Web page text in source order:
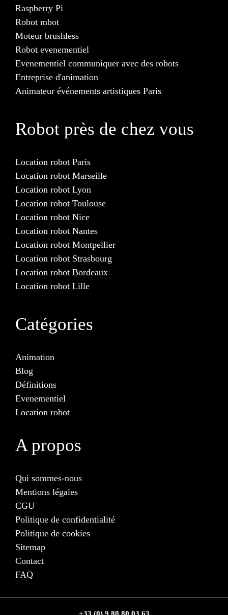
Raspberry Pi
Robot mbot
Moteur brushless
Robot evenementiel
Evenementiel communiquer avec des robots
Entreprise d'animation
Animateur événements artistiques Paris
Robot près de chez vous
Location robot Paris
Location robot Marseille
Location robot Lyon
Location robot Toulouse
Location robot Nice
Location robot Nantes
Location robot Montpellier
Location robot Strasbourg
Location robot Bordeaux
Location robot Lille
Catégories
Animation
Blog
Définitions
Evenementiel
Location robot
A propos
Qui sommes-nous
Mentions légales
CGU
Politique de confidentialité
Politique de cookies
Sitemap
Contact
FAQ
+33 (0) 9 80 80 03 63